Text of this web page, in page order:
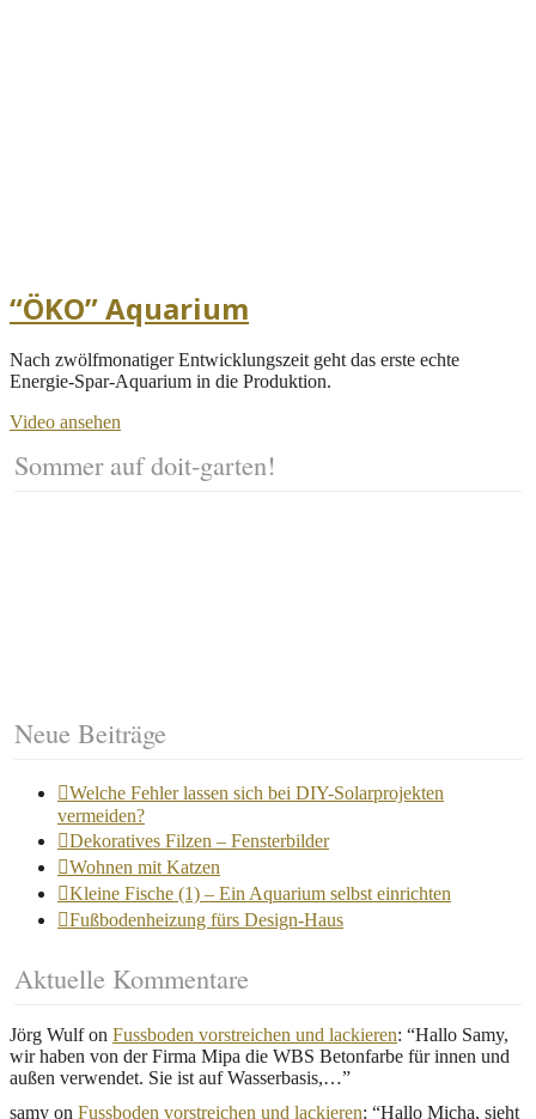
“ÖKO” Aquarium
Nach zwölfmonatiger Entwicklungszeit geht das erste echte
Energie-Spar-Aquarium in die Produktion.
Video ansehen
Sommer auf doit-garten!
Neue Beiträge
Welche Fehler lassen sich bei DIY-Solarprojekten
vermeiden?
Dekoratives Filzen – Fensterbilder
Wohnen mit Katzen
Kleine Fische (1) – Ein Aquarium selbst einrichten
Fußbodenheizung fürs Design-Haus
Aktuelle Kommentare
Jörg Wulfon Fussboden vorstreichen und lackieren: “Hallo Samy,
wir haben von der Firma Mipa die WBS Betonfarbe für innen und
außen verwendet. Sie ist auf Wasserbasis,…”
samy on Fussboden vorstreichen und lackieren: “Hallo Micha, sieht